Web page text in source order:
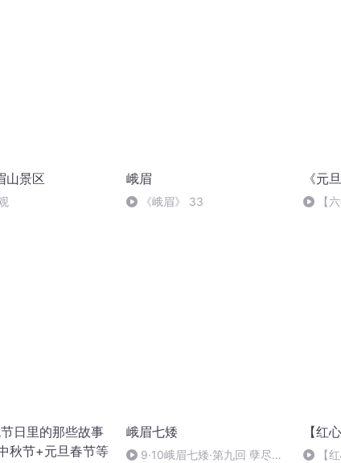
山景区 峨眉
《峨眉》 33
《元
【
日里的那些故事
秋节+元旦春节等
峨眉七矮
9·10峨眉七矮·第九回 孽尽断
【红
【